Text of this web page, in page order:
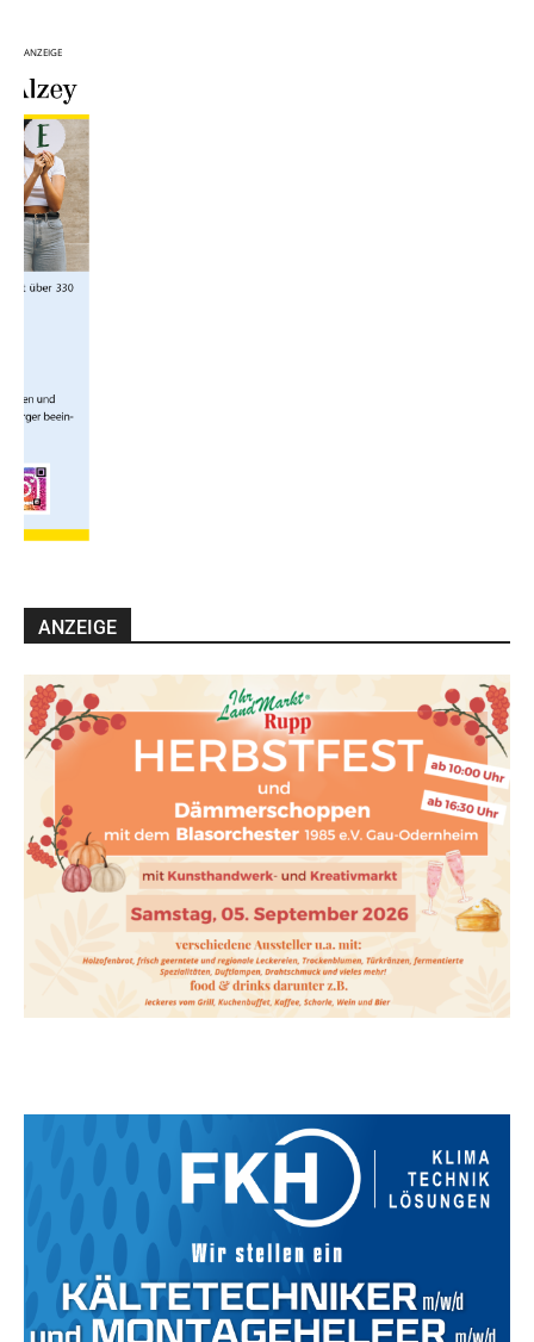
ANZEIGE
ANZEIGE